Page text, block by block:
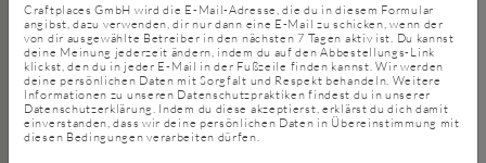
Craftplaces GmbH wird die E-Mail-Adresse, die du in diesem Formular
angibst, dazu verwenden, dir nur dann eine E-Mail zu schicken, wenn der
von dir ausgewählte Betreiber in den nächsten 7 Tagen aktiv ist. Du kannst
deine Meinung jederzeit ändern, indem du auf den Abbestellungs-Link
klickst, den du in jeder E-Mail in der Fußzeile finden kannst. Wir werden
deine persönlichen Daten mit Sorgfalt und Respekt behandeln. Weitere
Informationen zu unseren Datenschutzpraktiken findest du in unserer
Datenschutzerklärung. Indem du diese akzeptierst, erklärst du dich damit
einverstanden, dass wir deine persönlichen Daten in Übereinstimmung mit
diesen Bedingungen verarbeiten dürfen.